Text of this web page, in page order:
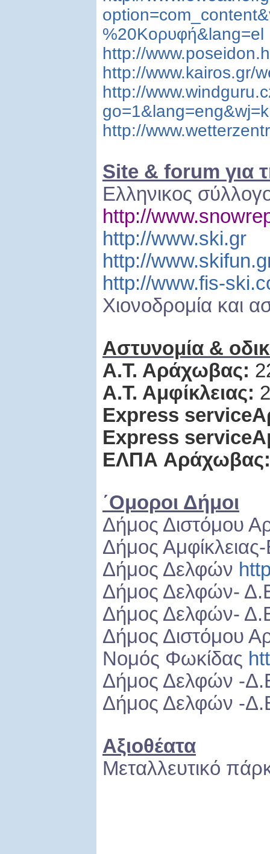
%20Κορυφή&lang=el
http://
http://www.kairos.gr/
http://
http://
Site & forum για
Ελληνικος
http://
http://www.ski.gr
http://
http://www.fis-
Xιονοδρομία και
Αστυνομία &
Α.Τ. Αράχωβας:
Α.Τ. Αμφίκλειας:
Express service
Express service
ΕΛΠΑ Αράχωβας:
΄Ομοροι Δήμοι
Δήμος Διστόμου
Δήμος
Δήμος Δελφών
Δήμος Δελφών-
Δήμος Δελφών-
Δήμος Διστόμου
Νομός Φωκίδας
Δήμος Δελφών -
Δήμος Δελφών -
Αξιοθέατα
Μεταλλευτικό